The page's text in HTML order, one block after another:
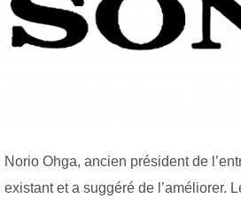
Norio Ohga, ancien président de
existant et a suggéré de l’améliorer.